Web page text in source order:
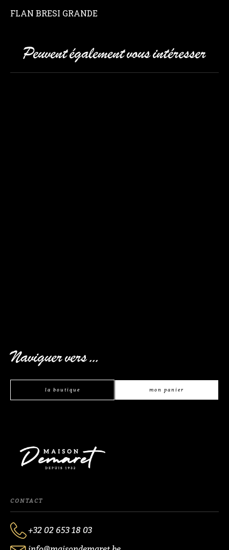
FLAN BRESI GRANDE
Peuvent également vous intéresser
Naviguer vers ...
la boutique mon panier
CONTACT
+32 02 653 18 03